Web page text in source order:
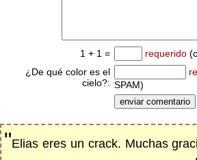
1 + 1 = requerido
¿De qué color es el
cielo?: SPAM)
"Elias eres un crack. Muchas